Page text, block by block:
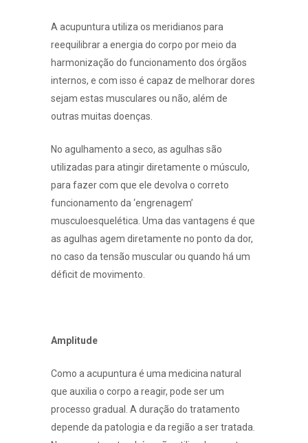
A acupuntura utiliza os meridianos para
reequilibrar a energia do corpo por meio da
harmonização do funcionamento dos órgãos
internos, e com isso é capaz de melhorar dores
sejam estas musculares ou não, além de
outras muitas doenças.
No agulhamento a seco, as agulhas são
utilizadas para atingir diretamente o músculo,
para fazer com que ele devolva o correto
funcionamento da ‘engrenagem’
musculoesquelética. Uma das vantagens é que
as agulhas agem diretamente no ponto da dor,
no caso da tensão muscular ou quando há um
déficit de movimento.
Amplitude
Como a acupuntura é uma medicina natural
que auxilia o corpo a reagir, pode ser um
processo gradual. A duração do tratamento
depende da patologia e da região a ser tratada.